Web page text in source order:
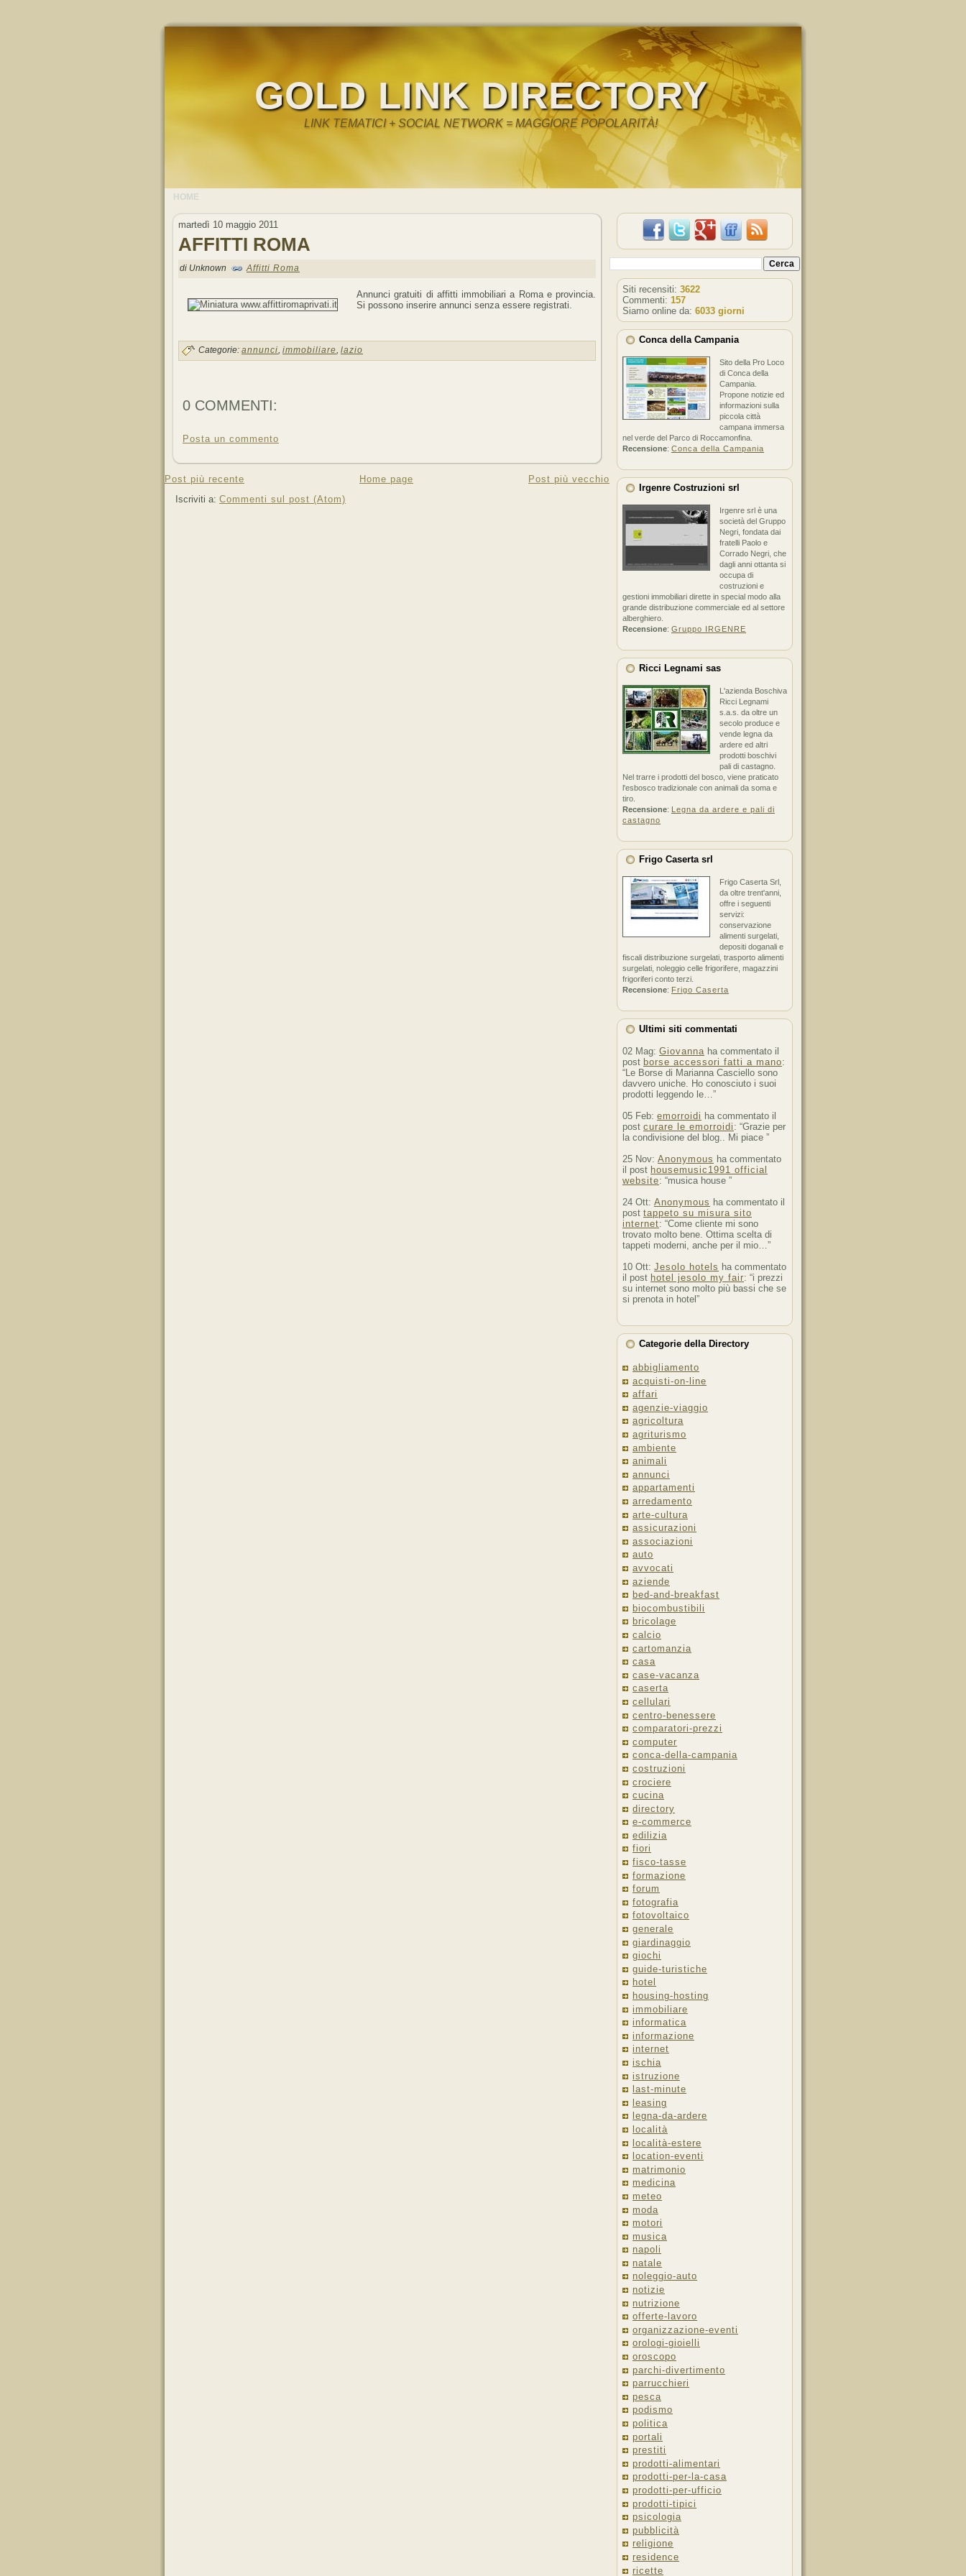
GOLD LINK DIRECTORY
LINK TEMATICI + SOCIAL NETWORK = MAGGIORE POPOLARITÀ!
HOME
martedì 10 maggio 2011
AFFITTI ROMA
di Unknown Affitti Roma
Annunci gratuiti di affitti immobiliari a Roma e provincia.
Si possono inserire annunci senza essere registrati.
Categorie: annunci, immobiliare, lazio
0 COMMENTI:
Posta un commento
Post più recente Post più vecchio
Home page
Iscriviti a: Commenti sul post (Atom)
Siti recensiti: 3622
Commenti: 157
Siamo online da: 6033 giorni
Conca della Campania
Sito della Pro Loco
di Conca della
Campania.
Propone notizie ed
informazioni sulla
piccola città
campana immersa
nel verde del Parco di Roccamonfina.
Recensione: Conca della Campania
Irgenre Costruzioni srl
Irgenre srl è una
società del Gruppo
Negri, fondata dai
fratelli Paolo e
Corrado Negri, che
dagli anni ottanta si
occupa di
costruzioni e
gestioni immobiliari dirette in special modo alla
grande distribuzione commerciale ed al settore
alberghiero.
Recensione: Gruppo IRGENRE
Ricci Legnami sas
L'azienda Boschiva
Ricci Legnami
s.a.s. da oltre un
secolo produce e
vende legna da
ardere ed altri
prodotti boschivi
pali di castagno.
Nel trarre i prodotti del bosco, viene praticato
l'esbosco tradizionale con animali da soma e
tiro.
Recensione: Legna da ardere e pali di
castagno
Frigo Caserta srl
Frigo Caserta Srl,
da oltre trent'anni,
offre i seguenti
servizi:
conservazione
alimenti surgelati,
depositi doganali e
fiscali distribuzione surgelati, trasporto alimenti
surgelati, noleggio celle frigorifere, magazzini
frigoriferi conto terzi.
Recensione: Frigo Caserta
Ultimi siti commentati
02 Mag: Giovanna ha commentato il
post borse accessori fatti a mano:
“Le Borse di Marianna Casciello sono
davvero uniche. Ho conosciuto i suoi
prodotti leggendo le…”
05 Feb: emorroidi ha commentato il
post curare le emorroidi : “Grazie per
la condivisione del blog.. Mi piace ”
25 Nov: Anonymous ha commentato
il post housemusic1991 official
website: “musica house ”
24 Ott: Anonymous ha commentato il
post tappeto su misura sito
internet: “Come cliente mi sono
trovato molto bene. Ottima scelta di
tappeti moderni, anche per il mio…”
10 Ott: Jesolo hotels ha commentato
il post hotel jesolo my fair: “i prezzi
su internet sono molto più bassi che se
si prenota in hotel”
Categorie della Directory
abbigliamento
acquisti-on-line
affari
agenzie-viaggio
agricoltura
agriturismo
ambiente
animali
annunci
appartamenti
arredamento
arte-cultura
assicurazioni
associazioni
auto
avvocati
aziende
bed-and-breakfast
biocombustibili
bricolage
calcio
cartomanzia
casa
case-vacanza
caserta
cellulari
centro-benessere
comparatori-prezzi
computer
conca-della-campania
costruzioni
crociere
cucina
directory
e-commerce
edilizia
fiori
fisco-tasse
formazione
forum
fotografia
fotovoltaico
generale
giardinaggio
giochi
guide-turistiche
hotel
housing-hosting
immobiliare
informatica
informazione
internet
ischia
istruzione
last-minute
leasing
legna-da-ardere
località
località-estere
location-eventi
matrimonio
medicina
meteo
moda
motori
musica
napoli
natale
noleggio-auto
notizie
nutrizione
offerte-lavoro
organizzazione-eventi
orologi-gioielli
oroscopo
parchi-divertimento
parrucchieri
pesca
podismo
politica
portali
prestiti
prodotti-alimentari
prodotti-per-la-casa
prodotti-per-ufficio
prodotti-tipici
psicologia
pubblicità
religione
residence
ricette